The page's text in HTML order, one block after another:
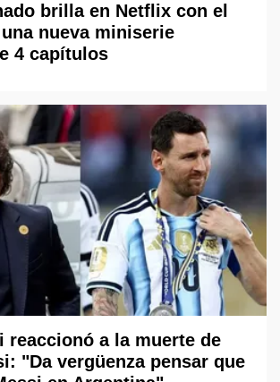
brilla en Netflix con el
nueva miniserie
4 capítulos
reaccionó a la muerte de
"Da vergüenza pensar que